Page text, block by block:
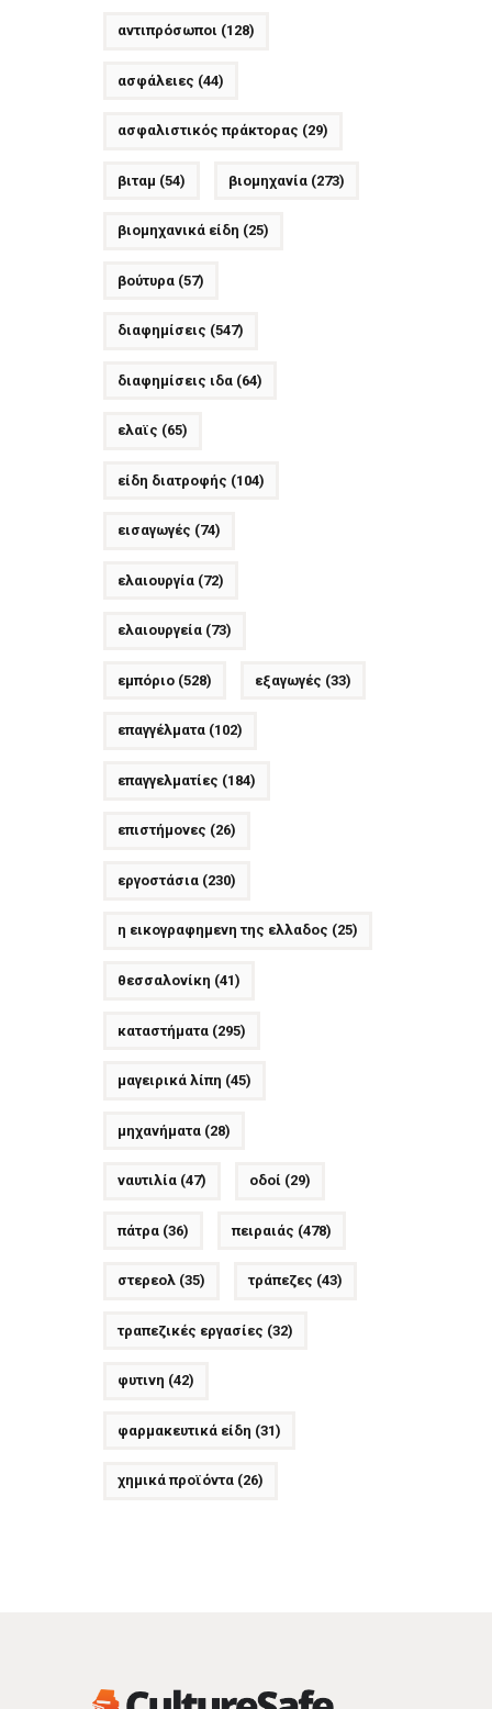
αντιπρόσωποι (128)
ασφάλειες (44)
ασφαλιστικός πράκτορας (29)
βιταμ (54) βιομηχανία(273)
βιομηχανικά είδη (25)
βούτυρα(57)
διαφημίσεις (547)
διαφημίσεις ιδα(64)
ελαϊς (65)
είδη διατροφής (104)
εισαγωγές (74)
ελαιουργία(72)
ελαιουργεία(73)
εμπόριο(528) εξαγωγές (33)
επαγγέλματα(102)
επαγγελματίες (184)
επιστήμονες (26)
εργοστάσια(230)
η εικογραφημενη της ελλαδος (25)
θεσσαλονίκη (41)
καταστήματα(295)
μαγειρικά λίπη (45)
μηχανήματα(28)
ναυτιλία(47) οδοί (29)
πάτρα(36) πειραιάς (478)
στερεολ(35) τράπεζες (43)
τραπεζικές εργασίες (32)
φυτινη (42)
φαρμακευτικά είδη (31)
χημικά προϊόντα(26)